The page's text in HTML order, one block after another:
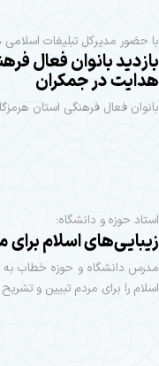
با حضور مدیرکل تبلیغات اسلامی
بازدید بانوان فعال
هدایت در جمکران
بانوان فعال فرهنگی استان
استاد حوزه و دانشگاه:
زیبایی‌های اسلام
مدرس دانشگاه و حوزه خطاب به
اسلام را برای مردم تبیین و